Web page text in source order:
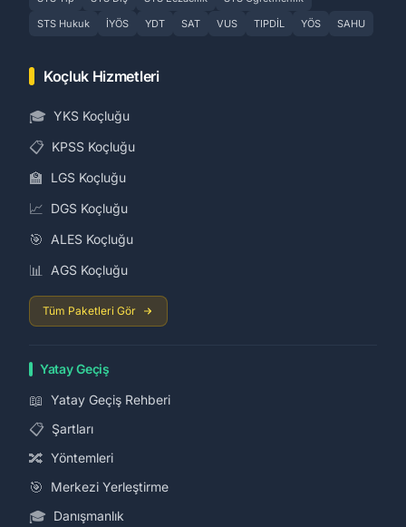
STS Hukuk
İYÖS YDT SAT VUS TIPDİL YÖS SAHU
Koçluk Hizmetleri
🎓 YKS Koçluğu
📋 KPSS Koçluğu
🏫 LGS Koçluğu
📈 DGS Koçluğu
🎯 ALES Koçluğu
📊 AGS Koçluğu
Tüm Paketleri Gör
Yatay Geçiş
📖 Yatay Geçiş Rehberi
📋 Şartları
🔀 Yöntemleri
🎯 Merkezi Yerleştirme
🎓 Danışmanlık